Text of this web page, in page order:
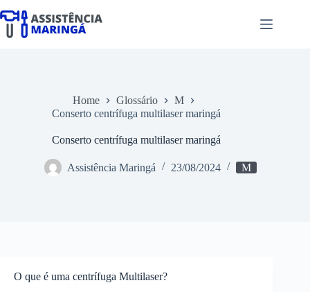
para
Home Glossário
M
Conserto centrífuga multilaser maringá
Conserto centrífuga multilaser maringá
Assistência Maringá 23/08/2024 M
O que é uma centrífuga Multilaser?